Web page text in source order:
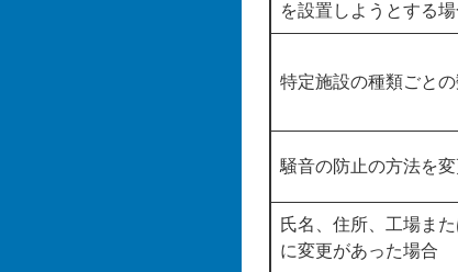
を設置しようとする
特定施設の種類ごと
騒音の防止の方法を
氏名、住所、工場ま
に変更があった場合